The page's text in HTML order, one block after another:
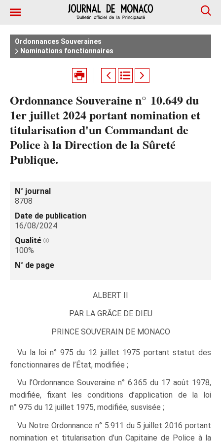
Ordonnances Souveraines
Nominations fonctionnaires
Ordonnance Souveraine n° 10.649 du
1er juillet 2024 portant nomination et
titularisation d'un Commandant de
Police à la Direction de la Sûreté
Publique.
N° journal
8708
Date de publication
16/08/2024
Qualité
100%
N° de page
ALBERT II
PAR LA GRÂCE DE DIEU
PRINCE SOUVERAIN DE MONACO
Vu la loi n° 975 du 12 juillet 1975 portant statut des
fonctionnaires de l’État, modifiée ;
Vu l’Ordonnance Souveraine n° 6.365 du 17 août 1978,
modifiée, fixant les conditions d’application de la loi
n° 975 du 12 juillet 1975, modifiée, susvisée ;
Vu Notre Ordonnance n° 5.911 du 5 juillet 2016 portant
nomination et titularisation d’un Capitaine de Police à la